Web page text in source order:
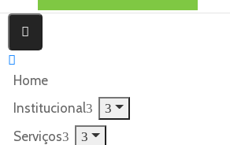
Home
Institucional
Serviços